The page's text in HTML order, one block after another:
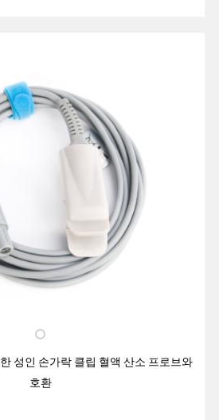
성인 손가락 클립 혈액 산소 프로브와
호환